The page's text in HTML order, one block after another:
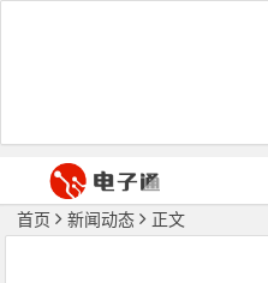
首页 新闻动态 正文